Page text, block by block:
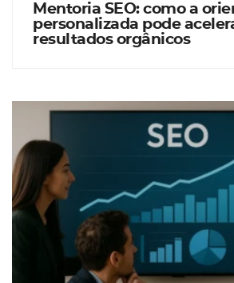
Mentoria SEO: como a
personalizada pode
resultados orgânicos